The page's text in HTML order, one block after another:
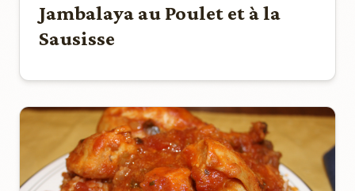
Jambalaya au Poulet et à la
Sausisse